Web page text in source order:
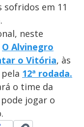
sofridos em 11
neste
O Alvinegro
o Vitória, às
12ª rodada.
o time da
jogar o